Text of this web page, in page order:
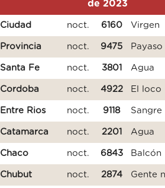
de 2023
Ciudad noct. 6160 Virgen
Provincia noct. 9475 Payaso
Santa Fe noct. 3801 Agua
Cordoba noct. 4922 El loco
Entre Rios noct. 9118 Sangre
Catamarca noct. 2201 Agua
Chaco noct. 6843 Balcón
Chubut noct. 2874 Gente